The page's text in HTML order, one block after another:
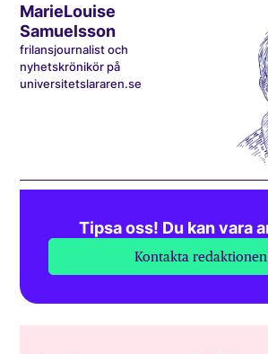
MarieLouise
Samuelsson
frilansjournalist och
nyhetskrönikör på
universitetslararen.se
Tipsa oss! Du kan vara
Kontakta redaktionen